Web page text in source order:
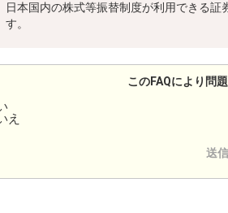
日本国内の株式等振替制度が利用できる
す。
このFAQにより問
え